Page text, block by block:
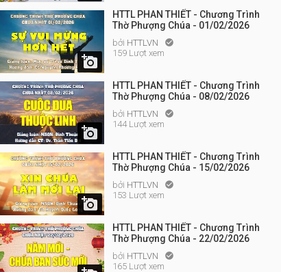

HTTL PHAN THIẾT - Chương Trình
Thờ Phượng Chúa - 01/02/2026
bởi HTTLVN 
159 Lượt xem

HTTL PHAN THIẾT - Chương Trình
Thờ Phượng Chúa - 08/02/2026
bởi HTTLVN 
144 Lượt xem

HTTL PHAN THIẾT - Chương Trình
Thờ Phượng Chúa - 15/02/2026
bởi HTTLVN 
153 Lượt xem
HTTL PHAN THIẾT - Chương Trình
Thờ Phượng Chúa - 22/02/2026
bởi HTTLVN 
165 Lượt xem